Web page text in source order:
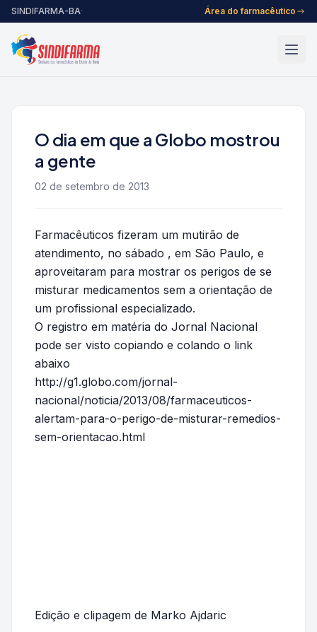
Pular para o conteúdo
SINDIFARMA-BA· Área do farmacêutico
O dia em que a Globo mostrou
a gente
02 de setembro de 2013
Farmacêuticos fizeram um mutirão de
atendimento, no sábado , em São Paulo, e
aproveitaram para mostrar os perigos de se
misturar medicamentos sem a orientação de
um profissional especializado.
O registro em matéria do Jornal Nacional
pode ser visto copiando e colando o link
abaixo
http://g1.globo.com/jornal-
nacional/noticia/2013/08/farmaceuticos-
alertam-para-o-perigo-de-misturar-remedios-
sem-orientacao.html
Edição e clipagem de Marko Ajdaric